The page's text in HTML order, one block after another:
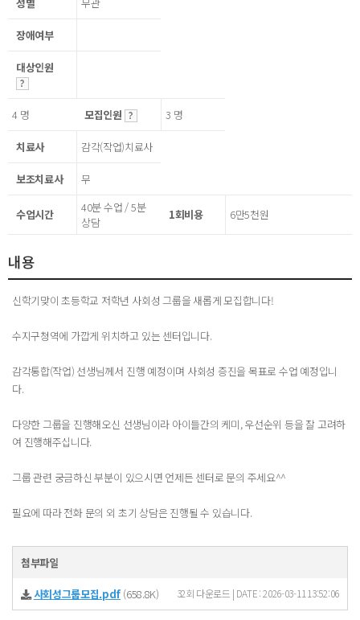
장애여부
대상인원
4 명 모집인원 3 명
치료사 감각(작업)치료사
보조치료사 무
수업시간
40분 수업 / 5분
상담
1회비용 6만5천원
내용
신학기맞이 초등학교 저학년 사회성 그룹을 새롭게 모집합니다!
수지구청역에 가깝게 위치하고 있는 센터입니다.
감각통합(작업) 선생님께서 진행 예정이며 사회성 증진을 목표로 수업 예정입니
다.
다양한 그룹을 진행해오신 선생님이라 아이들간의 케미, 우선순위 등을 잘 고려하
여 진행해주십니다.
그룹 관련 궁금하신 부분이 있으시면 언제든 센터로 문의 주세요^^
필요에 따라 전화 문의 외 초기 상담은 진행될 수 있습니다.
첨부파일
사회성그룹모집.pdf (658.8K) 32회 다운로드 | DATE : 2026-03-11 13:52:06